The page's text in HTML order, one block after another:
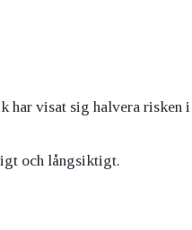
har visat sig halvera risken i
och långsiktigt.